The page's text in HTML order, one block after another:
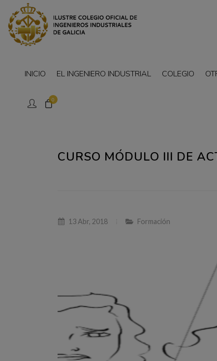
0
INICIO EL INGENIERO INDUSTRIAL COLEGIO
CURSO MÓDULO III DE
13 Abr, 2018 Formación